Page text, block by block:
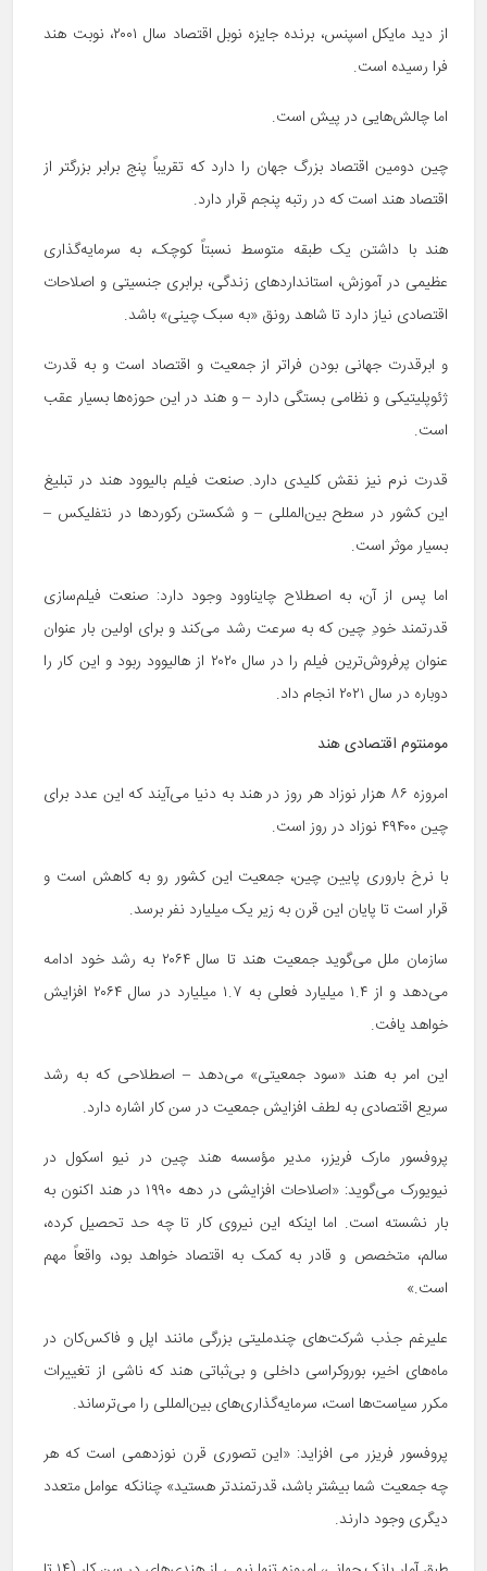
از دید مایکل اسپنس، برنده جایزه نوبل اقتصاد سال ۲۰۰۱، نوبت هند
فرا رسیده است.
اما چالش‌هایی در پیش است.
چین دومین اقتصاد بزرگ جهان را دارد که تقریباً پنج برابر بزرگتر از
اقتصاد هند است که در رتبه پنجم قرار دارد.
هند با داشتن یک طبقه متوسط نسبتاً کوچک، به سرمایه‌گذاری
عظیمی در آموزش، استانداردهای زندگی، برابری جنسیتی و اصلاحات
اقتصادی نیاز دارد تا شاهد رونق «به سبک چینی» باشد.
و ابرقدرت جهانی بودن فراتر از جمعیت و اقتصاد است و به قدرت
ژئوپلیتیکی و نظامی بستگی دارد – و هند در این حوزه‌ها بسیار عقب
است.
قدرت نرم نیز نقش کلیدی دارد. صنعت فیلم بالیوود هند در تبلیغ
این کشور در سطح بین‌المللی – و شکستن رکوردها در نتفلیکس –
بسیار موثر است.
اما پس از آن، به اصطلاح چایناوود وجود دارد: صنعت فیلم‌سازی
قدرتمند خودِ چین که به سرعت رشد می‌کند و برای اولین بار عنوان
عنوان پرفروش‌ترین فیلم را در سال ۲۰۲۰ از هالیوود ربود و این کار را
دوباره در سال ۲۰۲۱ انجام داد.
مومنتوم اقتصادی هند
امروزه ۸۶ هزار نوزاد هر روز در هند به دنیا می‌آیند که این عدد برای
چین ۴۹۴۰۰ نوزاد در روز است.
با نرخ باروری پایین چین، جمعیت این کشور رو به کاهش است و
قرار است تا پایان این قرن به زیر یک میلیارد نفر برسد.
سازمان ملل می‌گوید جمعیت هند تا سال ۲۰۶۴ به رشد خود ادامه
می‌دهد و از ۱.۴ میلیارد فعلی به ۱.۷ میلیارد در سال ۲۰۶۴ افزایش
خواهد یافت.
این امر به هند «سود جمعیتی» می‌دهد – اصطلاحی که به رشد
سریع اقتصادی به لطف افزایش جمعیت در سن کار اشاره دارد.
پروفسور مارک فریزر، مدیر مؤسسه هند چین در نیو اسکول در
نیویورک می‌گوید: «اصلاحات افزایشی در دهه ۱۹۹۰ در هند اکنون به
بار نشسته است. اما اینکه این نیروی کار تا چه حد تحصیل کرده،
سالم، متخصص و قادر به کمک به اقتصاد خواهد بود، واقعاً مهم
است.»
علیرغم جذب شرکت‌های چندملیتی بزرگی مانند اپل و فاکس‌کان در
ماه‌های اخیر، بوروکراسی داخلی و بی‌ثباتی هند که ناشی از تغییرات
مکرر سیاست‌ها است، سرمایه‌گذاری‌های بین‌المللی را می‌ترساند.
پروفسور فریزر می افزاید: «این تصوری قرن نوزدهمی است که هر
چه جمعیت شما بیشتر باشد، قدرتمندتر هستید» چنانکه عوامل متعدد
دیگری وجود دارند.